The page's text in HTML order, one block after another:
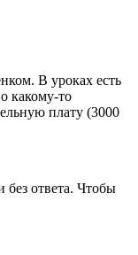
В уроках есть
какому-то
плату (3000
без ответа. Чтобы